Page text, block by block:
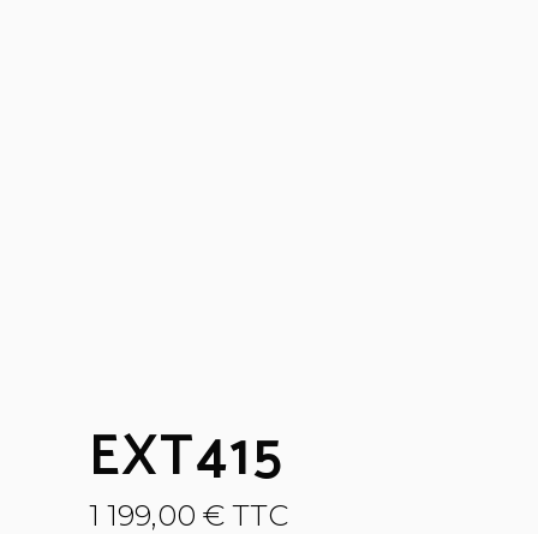
EXT415
1 199,00 € TTC